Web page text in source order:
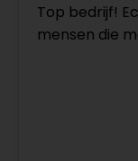
Top bedrijf!
mensen die